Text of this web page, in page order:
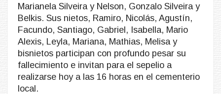
Marianela Silveira y Nelson, Gonzalo Silveira y
Belkis. Sus nietos, Ramiro, Nicolás, Agustín,
Facundo, Santiago, Gabriel, Isabella, Mario
Alexis, Leyla, Mariana, Mathias, Melisa y
bisnietos participan con profundo pesar su
fallecimiento e invitan para el sepelio a
realizarse hoy a las 16 horas en el cementerio
local.